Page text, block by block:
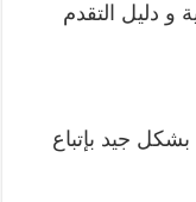
و دليل التقدم
جيد بإتباع